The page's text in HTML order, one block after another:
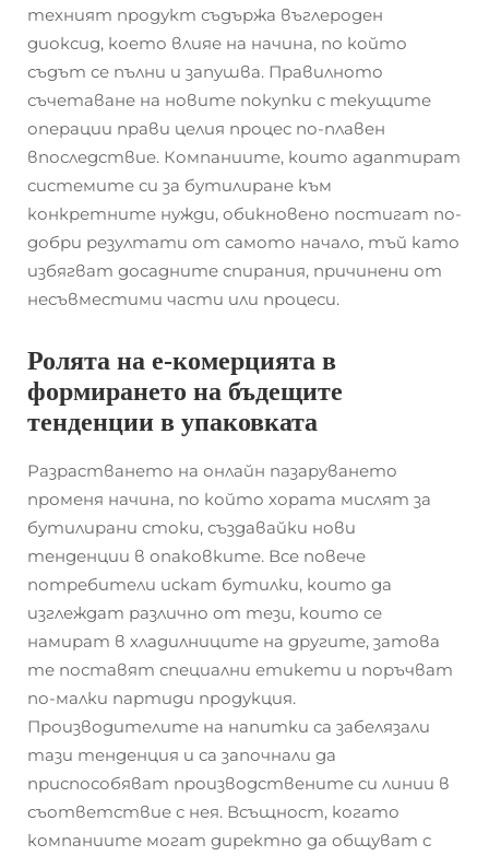
техният продукт съдържа въглероден
диоксид, което влияе на начина, по който
съдът се пълни и запушва. Правилното
съчетаване на новите покупки с текущите
операции прави целия процес по-плавен
впоследствие. Компаниите, които адаптират
системите си за бутилиране към
конкретните нужди, обикновено постигат по-
добри резултати от самото начало, тъй като
избягват досадните спирания, причинени от
несъвместими части или процеси.
Ролята на е-комерцията в
формирането на бъдещите
тенденции в упаковката
Разрастването на онлайн пазаруването
променя начина, по който хората мислят за
бутилирани стоки, създавайки нови
тенденции в опаковките. Все повече
потребители искат бутилки, които да
изглеждат различно от тези, които се
намират в хладилниците на другите, затова
те поставят специални етикети и поръчват
по-малки партиди продукция.
Производителите на напитки са забелязали
тази тенденция и са започнали да
приспособяват производствените си линии в
съответствие с нея. Всъщност, когато
компаниите могат директно да общуват с